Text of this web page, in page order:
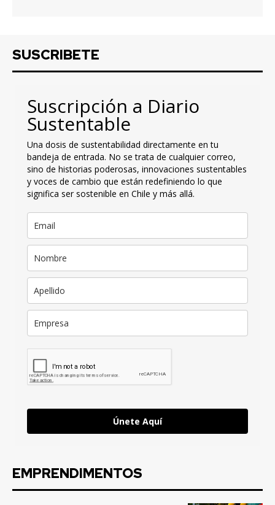
SUSCRIBETE
Suscripción a Diario
Sustentable
Una dosis de sustentabilidad directamente en tu
bandeja de entrada. No se trata de cualquier correo,
sino de historias poderosas, innovaciones sustentables
y voces de cambio que están redefiniendo lo que
significa ser sostenible en Chile y más allá.
Únete Aquí
EMPRENDIMENTOS